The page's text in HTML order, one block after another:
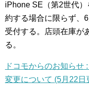
iPhone SE（第2世代
約する場合に限らず、
受付する。店頭在庫が
る。
ドコモからのお知らせ
変更について (5月22日